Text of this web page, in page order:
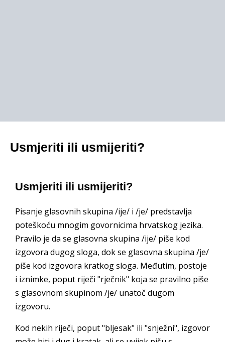
Usmjeriti ili usmijeriti?
Usmjeriti ili usmijeriti?
Pisanje glasovnih skupina /ije/ i /je/ predstavlja
poteškoću mnogim govornicima hrvatskog jezika.
Pravilo je da se glasovna skupina /ije/ piše kod
izgovora dugog sloga, dok se glasovna skupina /je/
piše kod izgovora kratkog sloga. Međutim, postoje
i iznimke, poput riječi "rječnik" koja se pravilno piše
s glasovnom skupinom /je/ unatoč dugom
izgovoru.
Kod nekih riječi, poput "bljesak" ili "snježni", izgovor